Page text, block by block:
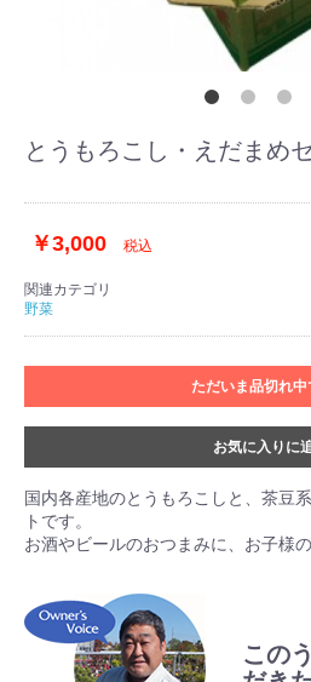
とうもろこし・えだまめ
￥3,000 税込
関連カテゴリ
野菜
ただいま品切れ中
お気に入りに
国内各産地のとうもろこしと、茶豆
トです。
お酒やビールのおつまみに、お子様
この